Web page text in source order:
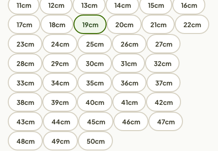
11cm 12cm 13cm 14cm 15cm 16cm
17cm 18cm 19cm 20cm 21cm 22cm
23cm 24cm 25cm 26cm 27cm
28cm 29cm 30cm 31cm 32cm
33cm 34cm 35cm 36cm 37cm
38cm 39cm 40cm 41cm 42cm
43cm 44cm 45cm 46cm 47cm
48cm 49cm 50cm